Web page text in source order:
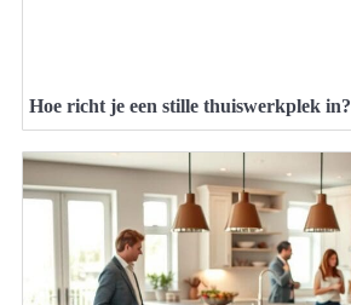
Hoe richt je een stille thuiswerkplek in?